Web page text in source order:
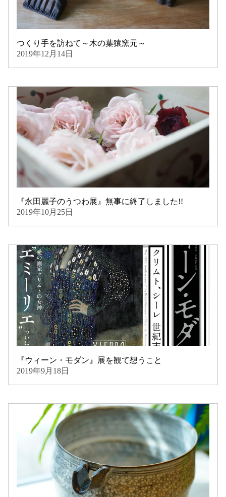
つくり手を訪ねて～木の葉猿窯元～
2019年12月14日
『永田麗子のうつわ展』無事に終了しました!!
2019年10月25日
『ウィーン・モダン』展を観て想うこと
2019年9月18日